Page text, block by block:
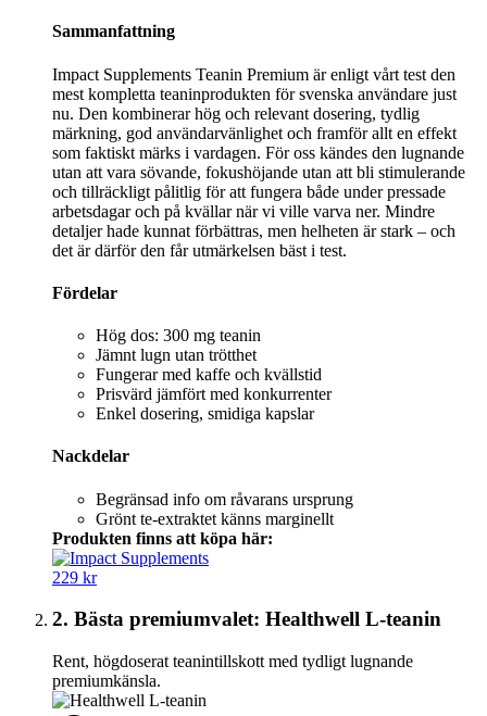
Sammanfattning
Impact Supplements Teanin Premium är enligt vårt test den
mest kompletta teaninprodukten för svenska användare just
nu. Den kombinerar hög och relevant dosering, tydlig
märkning, god användarvänlighet och framför allt en effekt
som faktiskt märks i vardagen. För oss kändes den lugnande
utan att vara sövande, fokushöjande utan att bli stimulerande
och tillräckligt pålitlig för att fungera både under pressade
arbetsdagar och på kvällar när vi ville varva ner. Mindre
detaljer hade kunnat förbättras, men helheten är stark – och
det är därför den får utmärkelsen bäst i test.
Fördelar
Hög dos: 300 mg teanin
Jämnt lugn utan trötthet
Fungerar med kaffe och kvällstid
Prisvärd jämfört med konkurrenter
Enkel dosering, smidiga kapslar
Nackdelar
Begränsad info om råvarans ursprung
Grönt te-extraktet känns marginellt
Produkten finns att köpa här:
229 kr
2. Bästa premiumvalet: Healthwell L-teanin
Rent, högdoserat teanintillskott med tydligt lugnande
premiumkänsla.